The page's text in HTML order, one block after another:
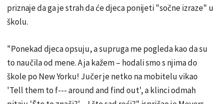
priznaje da ga je strah da će djeca ponijeti "sočne izraze" u
školu.
"Ponekad djeca opsuju, a supruga me pogleda kao da su
to naučila od mene. A ja kažem – hodali smo s njima do
škole po New Yorku! Jučer je netko na mobitelu vikao
'Tell them to f--- around and find out', a klinci odmah